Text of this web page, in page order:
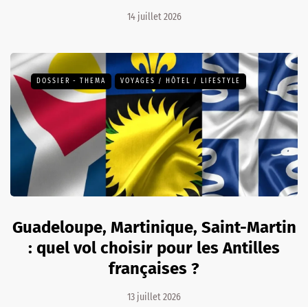
14 juillet 2026
DOSSIER - THEMA VOYAGES / HÔTEL / LIFESTYLE
Guadeloupe, Martinique, Saint-Martin
: quel vol choisir pour les Antilles
françaises ?
13 juillet 2026